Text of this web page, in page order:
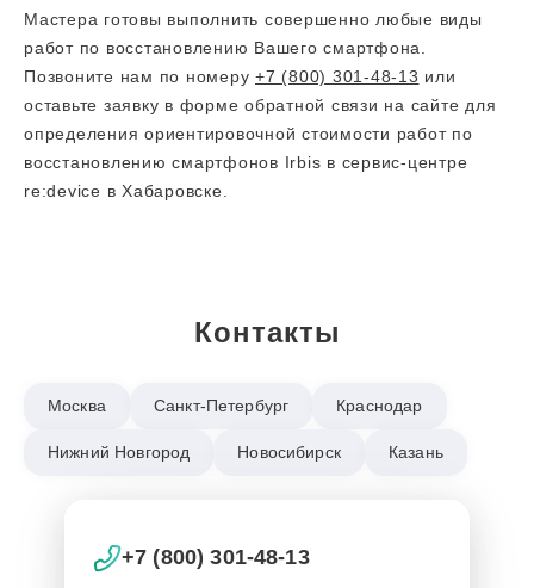
Мастера готовы выполнить совершенно любые виды
работ по восстановлению Вашего смартфона.
Позвоните нам по номеру +7 (800) 301-48-13 или
оставьте заявку в форме обратной связи на сайте для
определения ориентировочной стоимости работ по
восстановлению смартфонов Irbis в сервис-центре
re:device в Хабаровске.
Контакты
Москва Санкт-Петербург Краснодар
Нижний Новгород Новосибирск Казань
+7 (800) 301-48-13